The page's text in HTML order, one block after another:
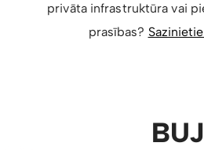
privāta infrastruktūra vai
prasības?
BUJ